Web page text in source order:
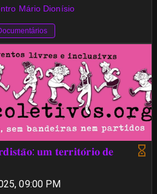
Mário Dionísio
𝐮𝐦 𝐭𝐞𝐫𝐫𝐢𝐭𝐨́𝐫𝐢𝐨 𝐝𝐞
09:00 PM